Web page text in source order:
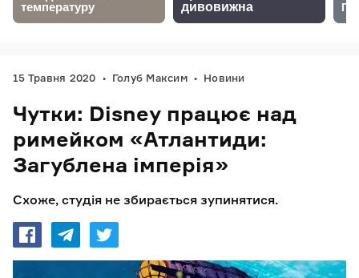
15 Травня 2020 Голуб Максим Новини
Чутки: Disney працює над
римейком «Атлантиди:
Загублена імперія»
Схоже, студія не збирається зупинятися.